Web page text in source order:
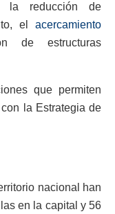
la reducción de
el acercamiento
de estructuras
que permiten
la Estrategia de
nacional han
en la capital y 56